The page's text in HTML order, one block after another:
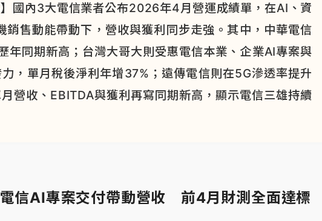
】國內3大電信業者公布2026年4月營運成績單，在AI、資
銷售動能帶動下，營收與獲利同步走強。其中，中華電信
年同期新高；台灣大哥大則受惠電信本業、企業AI專案與
，單月稅後淨利年增37%；遠傳電信則在5G滲透率提升
營收、EBITDA與獲利再寫同期新高，顯示電信三雄持續
信AI專案交付帶動營收 前4月財測全面達標